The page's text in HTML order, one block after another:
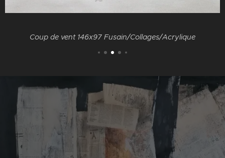
Coup de vent 146x97 Fusain/Collages/Acrylique
.
.
.